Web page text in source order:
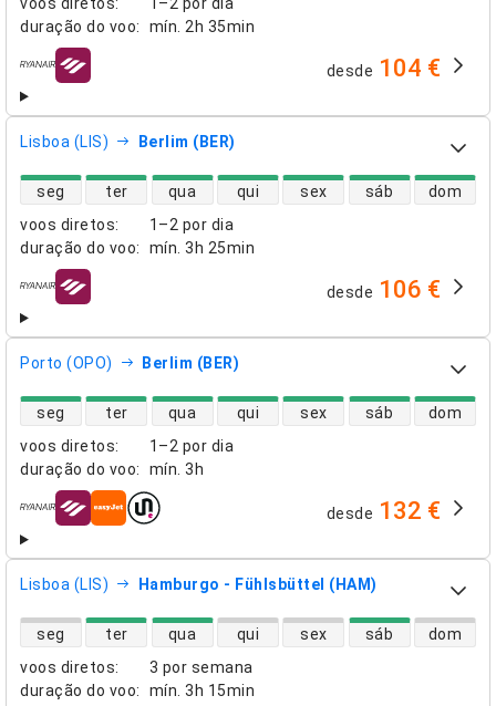
duração do voo: mín. 2h 35min
companhias aéreas desde 104 €
Lisboa (LIS) Berlim (BER)
voos diretos:
1–2 por dia
duração do voo: mín. 3h 25min
disponibilidade de voos diretos
seg ter qua qui sex sáb dom
companhias aéreas desde 106 €
Porto (OPO) Berlim (BER)
voos diretos:
1–2 por dia
duração do voo: mín. 3h
disponibilidade de voos diretos
seg ter qua qui sex sáb dom
companhias aéreas desde 132 €
Lisboa (LIS) Hamburgo - Fühlsbüttel (HAM)
voos diretos:
3 por semana
duração do voo: mín. 3h 15min
disponibilidade de voos diretos
seg ter qua qui sex sáb dom